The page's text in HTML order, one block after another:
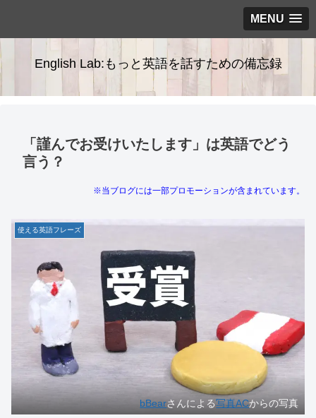
MENU
English Lab:もっと英語を話すための備忘録
「謹んでお受けいたします」は英語でどう
言う？
※当ブログには一部プロモーションが含まれています。
使える英語フレーズ
bBearさんによる写真ACからの写真